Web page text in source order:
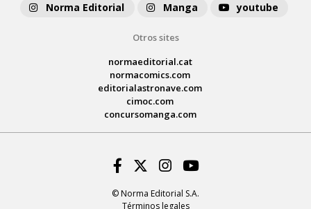
Norma Editorial
Manga youtube
Otros sites
normaeditorial.cat
normacomics.com
editorialastronave.com
cimoc.com
concursomanga.com
© Norma Editorial S.A.
Términos legales
Facebook
Twitter
Instagram
Youtube